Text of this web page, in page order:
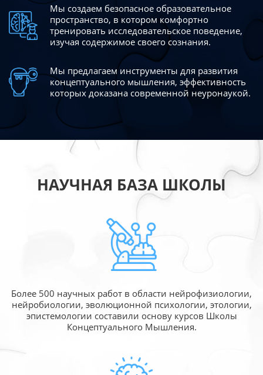
Мы создаем безопасное образовательное
пространство, в котором комфортно
тренировать исследовательское поведение,
изучая содержимое своего сознания.
Мы предлагаем инструменты для развития
концептуального мышления, эффективность
которых доказана современной неуронаукой.
НАУЧНАЯ БАЗА ШКОЛЫ
Более 500 научных работ в области нейрофизиологии,
нейробиологии, эволюционной психологии, этологии,
эпистемологии составили основу курсов Школы
Концептуального Мышления.